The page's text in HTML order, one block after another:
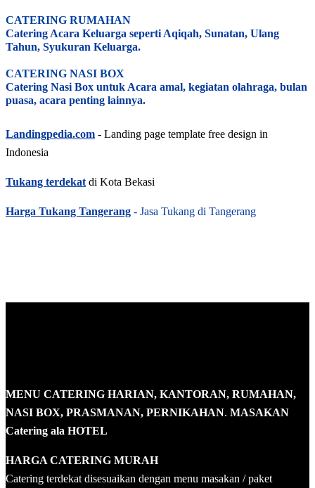
CATERING RUMAHAN
Catering Acara Keluarga seperti Aqiqah, Sunatan, Ulang
Tahun, Syukuran Keluarga.
CATERING NASI BOX
Catering Nasi Box untuk Acara amal, kegiatan olahraga, bulan
puasa, acara penting lainnya.
Landingpedia.com - Landing page template free design in
Indonesia
Tukang terdekatdi Kota Bekasi
Harga Tukang Tangerang - Jasa Tukang di Tangerang
MENU CATERING HARIAN, KANTORAN, RUMAHAN,
NASI BOX, PRASMANAN, PERNIKAHAN. MASAKAN
Catering ala HOTEL
HARGA CATERING MURAH
Catering terdekat disesuaikan dengan menu masakan / paket